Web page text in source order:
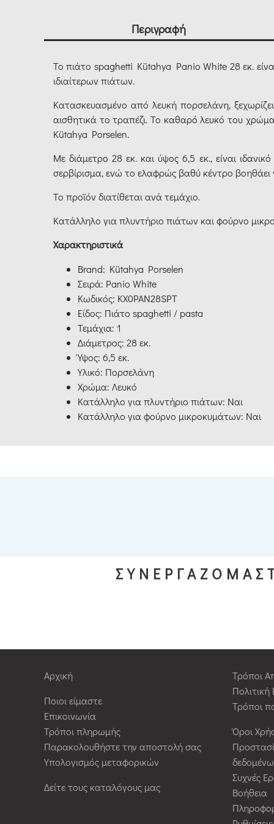
Περιγραφή
Το πιάτο spaghetti Kütahya Panio White 28 εκ.
ιδιαίτερων πιάτων.
Κατασκευασμένο από λευκή πορσελάνη,
αισθητικά το τραπέζι. Το καθαρό λευκό του
Kütahya Porselen.
Με διάμετρο 28 εκ. και ύψος 6,5 εκ., είναι
σερβίρισμα, ενώ το ελαφρώς βαθύ κέντρο βοηθάει
Το προϊόν διατίθεται ανά τεμάχιο.
Κατάλληλο για πλυντήριο πιάτων και φούρνο
Χαρακτηριστικά
Brand: Kütahya Porselen
Σειρά: Panio White
Κωδικός: KX0PAN28SPT
Είδος: Πιάτο spaghetti / pasta
Τεμάχια: 1
Διάμετρος: 28 εκ.
Ύψος: 6,5 εκ.
Υλικό: Πορσελάνη
Χρώμα: Λευκό
Κατάλληλο για πλυντήριο πιάτων: Ναι
Κατάλληλο για φούρνο μικροκυμάτων: Ναι
Αρχική
Ποιοι είμαστε
Επικοινωνία
Τρόποι πληρωμής
Παρακολουθήστε την αποστολή σας
Υπολογισμός μεταφορικών
Δείτε τους καταλόγους μας
Τρόποι
Τρόποι
Όροι
Συχνές
Βοήθεια